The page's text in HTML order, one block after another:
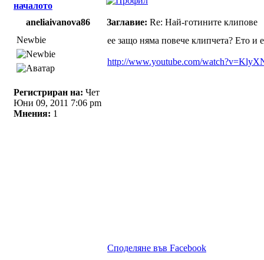
началото
aneliaivanova86
Заглавие: Re: Най-готините клипове
Newbie
Регистриран на: Чет
Юни 09, 2011 7:06 pm
Мнения: 1
ее защо няма повече клипчета? Ето и
http://www.youtube.com/
Споделяне във Facebook